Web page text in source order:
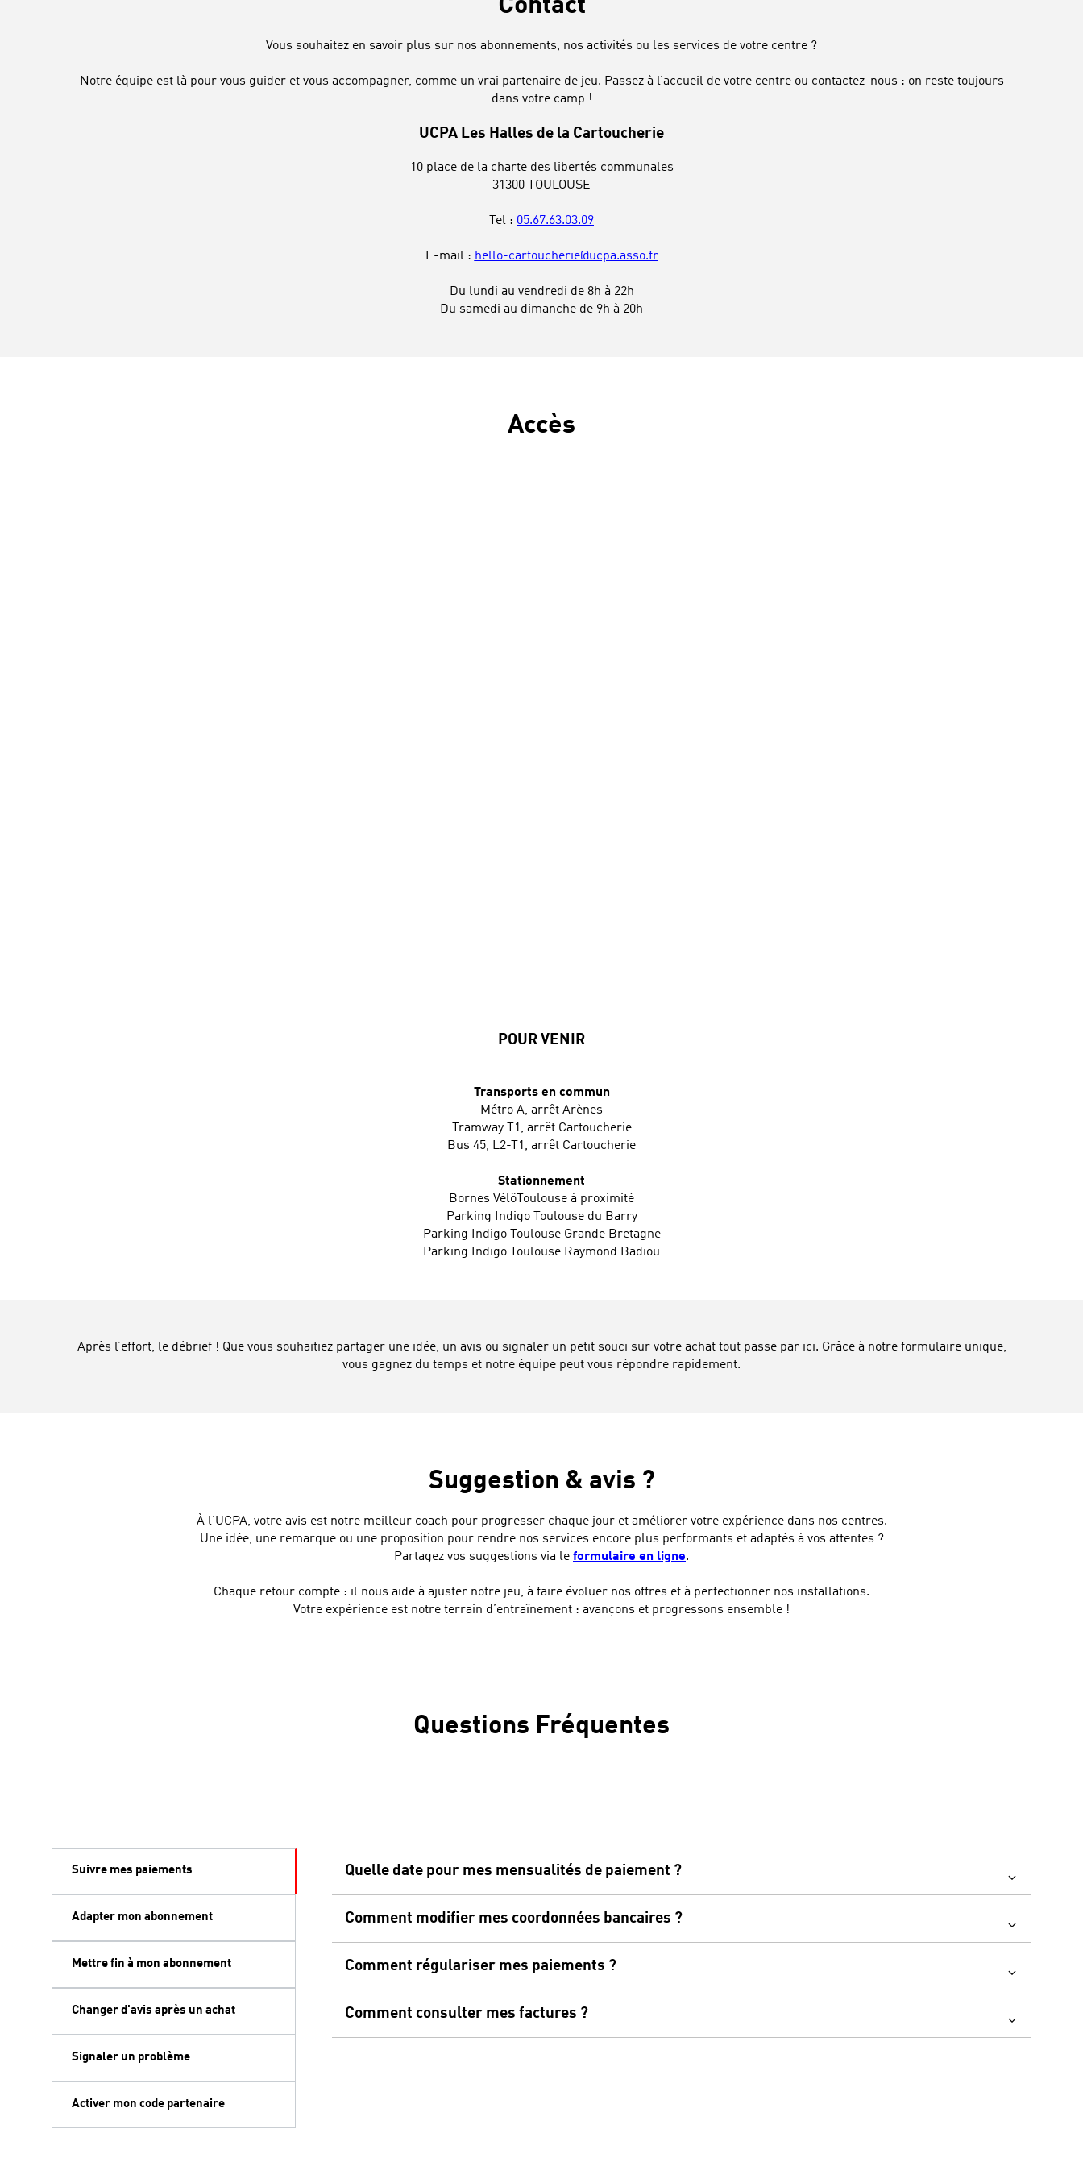
Contact
Vous souhaitez en savoir plus sur nos abonnements, nos activités ou les services de votre centre ?
Notre équipe est là pour vous guider et vous accompagner, comme un vrai partenaire de jeu. Passez à l’accueil de votre centre ou contactez-nous : on reste toujours
dans votre camp !
UCPA Les Halles de la Cartoucherie
10 place de la charte des libertés communales
31300 TOULOUSE
Tel : 05.67.63.03.09
E-mail : hello-cartoucherie@ucpa.asso.fr
Du lundi au vendredi de 8h à 22h
Du samedi au dimanche de 9h à 20h
Accès
POUR VENIR
Transports en commun
Métro A, arrêt Arènes
Tramway T1, arrêt Cartoucherie
Bus 45, L2-T1, arrêt Cartoucherie
Stationnement
Bornes VélôToulouse à proximité
Parking Indigo Toulouse du Barry
Parking Indigo Toulouse Grande Bretagne
Parking Indigo Toulouse Raymond Badiou
Après l’effort, le débrief ! Que vous souhaitiez partager une idée, un avis ou signaler un petit souci sur votre achat tout passe par ici. Grâce à notre formulaire unique,
vous gagnez du temps et notre équipe peut vous répondre rapidement.
Suggestion & avis ?
À l'UCPA, votre avis est notre meilleur coach pour progresser chaque jour et améliorer votre expérience dans nos centres.
Une idée, une remarque ou une proposition pour rendre nos services encore plus performants et adaptés à vos attentes ?
Partagez vos suggestions via le formulaire en ligne.
Chaque retour compte : il nous aide à ajuster notre jeu, à faire évoluer nos offres et à perfectionner nos installations.
Votre expérience est notre terrain d’entraînement : avançons et progressons ensemble !
Questions Fréquentes
Suivre mes paiements
Adapter mon abonnement
Mettre fin à mon abonnement
Changer d'avis après un achat
Signaler un problème
Activer mon code partenaire
Quelle date pour mes mensualités de paiement ?
Comment modifier mes coordonnées bancaires ?
Comment régulariser mes paiements ?
Comment consulter mes factures ?